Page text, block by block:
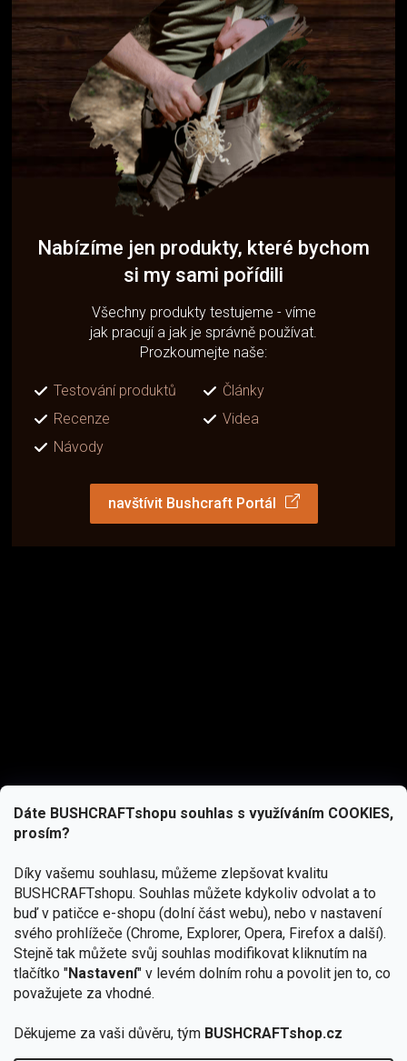
Dáte BUSHCRAFTshopu souhlas s využíváním COOKIES,
prosím?
Díky vašemu souhlasu, můžeme zlepšovat kvalitu
BUSHCRAFTshopu. Souhlas můžete kdykoliv odvolat a to
buď v patičce e-shopu (dolní část webu), nebo v nastavení
svého prohlížeče (Chrome, Explorer, Opera, Firefox a další).
Stejně tak můžete svůj souhlas modifikovat kliknutím na
tlačítko "Nastavení" v levém dolním rohu a povolit jen to, co
považujete za vhodné.
Děkujeme za vaši důvěru, tým BUSHCRAFTshop.cz
Nabízíme jen produkty, které bychom
si my sami pořídili
Všechny produkty testujeme - víme
jak pracují a jak je správně používat.
Prozkoumejte naše:
Testování produktů
Články
Recenze
Videa
Návody
navštívit Bushcraft Portál
podmínkami ochrany osobních údajů